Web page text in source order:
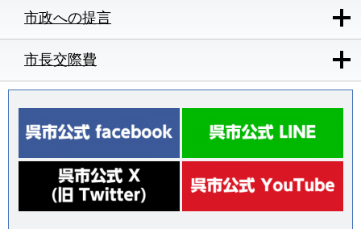
市政への提言
市長交際費